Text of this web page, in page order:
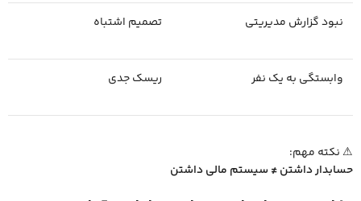
نبود گزارش مدیریتی تصمیم اشتباه
وابستگی به یک نفر ریسک جدی
⚠ نکته مهم:
حسابدار داشتن ≠ سیستم مالی داشتن